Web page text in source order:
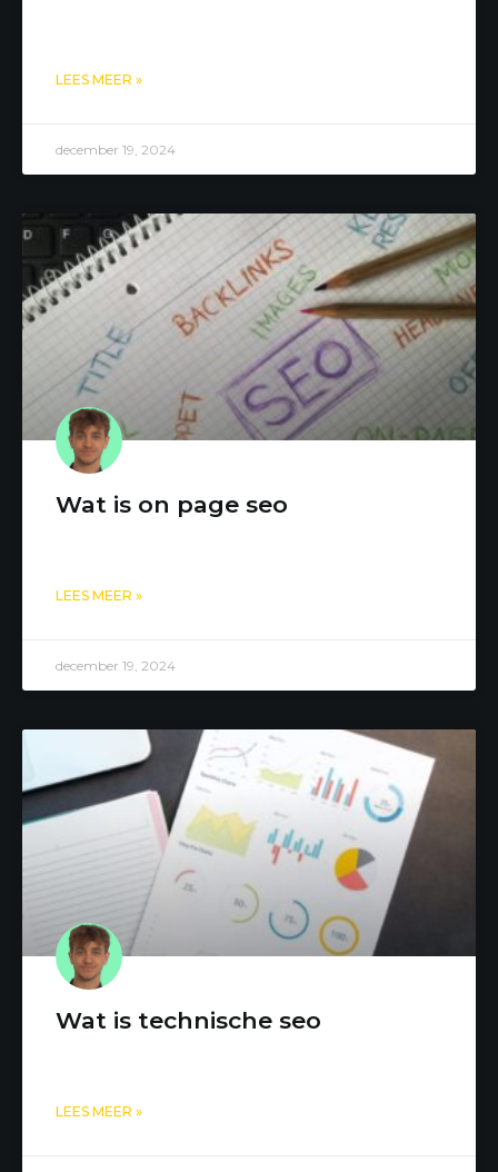
LEES MEER »
december 19, 2024
Wat is on page seo
LEES MEER »
december 19, 2024
Wat is technische seo
LEES MEER »